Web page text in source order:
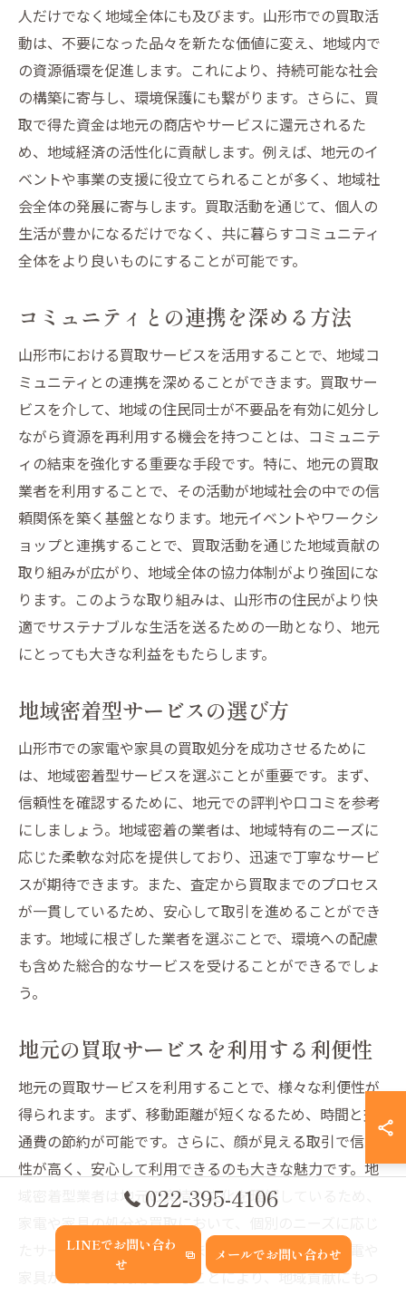
人だけでなく地域全体にも及びます。山形市での買取活
動は、不要になった品々を新たな価値に変え、地域内で
の資源循環を促進します。これにより、持続可能な社会
の構築に寄与し、環境保護にも繋がります。さらに、買
取で得た資金は地元の商店やサービスに還元されるた
め、地域経済の活性化に貢献します。例えば、地元のイ
ベントや事業の支援に役立てられることが多く、地域社
会全体の発展に寄与します。買取活動を通じて、個人の
生活が豊かになるだけでなく、共に暮らすコミュニティ
全体をより良いものにすることが可能です。
コミュニティとの連携を深める方法
山形市における買取サービスを活用することで、地域コ
ミュニティとの連携を深めることができます。買取サー
ビスを介して、地域の住民同士が不要品を有効に処分し
ながら資源を再利用する機会を持つことは、コミュニテ
ィの結束を強化する重要な手段です。特に、地元の買取
業者を利用することで、その活動が地域社会の中での信
頼関係を築く基盤となります。地元イベントやワークシ
ョップと連携することで、買取活動を通じた地域貢献の
取り組みが広がり、地域全体の協力体制がより強固にな
ります。このような取り組みは、山形市の住民がより快
適でサステナブルな生活を送るための一助となり、地元
にとっても大きな利益をもたらします。
地域密着型サービスの選び方
山形市での家電や家具の買取処分を成功させるために
は、地域密着型サービスを選ぶことが重要です。まず、
信頼性を確認するために、地元での評判や口コミを参考
にしましょう。地域密着の業者は、地域特有のニーズに
応じた柔軟な対応を提供しており、迅速で丁寧なサービ
スが期待できます。また、査定から買取までのプロセス
が一貫しているため、安心して取引を進めることができ
ます。地域に根ざした業者を選ぶことで、環境への配慮
も含めた総合的なサービスを受けることができるでしょ
う。
地元の買取サービスを利用する利便性
地元の買取サービスを利用することで、様々な利便性が
得られます。まず、移動距離が短くなるため、時間と交
通費の節約が可能です。さらに、顔が見える取引で信頼
性が高く、安心して利用できるのも大きな魅力です。地
域密着型業者は地元の実情や文化を理解しているため、
家電や家具の処分や買取において、個別のニーズに応じ
たサービスを提供してくれます。また、買取した家電や
家具が地元で再利用されることにより、地域貢献にもつ
022-395-4106
LINEでお問い合わ
せ
メールでお問い合わせ